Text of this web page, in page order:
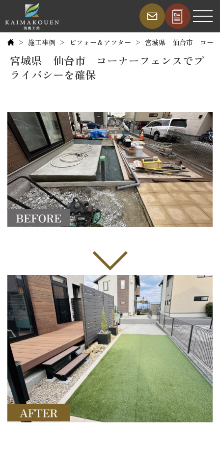
施工事例 ビフォー＆アフター 宮城県 仙台市 コーナ
宮城県 仙台市 コーナーフェンスでプ
ライバシーを確保